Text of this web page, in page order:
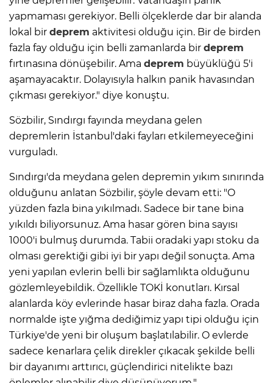
yapmaması gerekiyor. Belli ölçeklerde dar bir alanda
lokal bir deprem aktivitesi olduğu için. Bir de birden
fazla fay olduğu için belli zamanlarda bir deprem
fırtınasına dönüşebilir. Ama deprem büyüklüğü 5'i
aşamayacaktır. Dolayısıyla halkın panik havasından
çıkması gerekiyor." diye konuştu.
Sözbilir, Sındırgı fayında meydana gelen
depremlerin İstanbul'daki fayları etkilemeyeceğini
vurguladı.
Sındırgı'da meydana gelen depremin yıkım sınırında
olduğunu anlatan Sözbilir, şöyle devam etti: "O
yüzden fazla bina yıkılmadı. Sadece bir tane bina
yıkıldı biliyorsunuz. Ama hasar gören bina sayısı
1000'i bulmuş durumda. Tabii oradaki yapı stoku da
olması gerektiği gibi iyi bir yapı değil sonuçta. Ama
yeni yapılan evlerin belli bir sağlamlıkta olduğunu
gözlemleyebildik. Özellikle TOKİ konutları. Kırsal
alanlarda köy evlerinde hasar biraz daha fazla. Orada
normalde işte yığma dediğimiz yapı tipi olduğu için
Türkiye'de yeni bir oluşum başlatılabilir. O evlerde
sadece kenarlara çelik direkler çıkacak şekilde belli
bir dayanımı arttırıcı, güçlendirici nitelikte bazı